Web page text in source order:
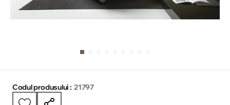
Codul produsului : 21797